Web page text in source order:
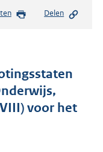
Delen
voor het